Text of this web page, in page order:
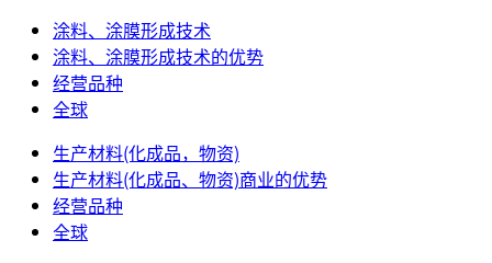
涂料、涂膜形成技术
涂料、涂膜形成技术的优势
经营品种
全球
生产材料(化成品，物资)
生产材料(化成品、物资)商业的优势
经营品种
全球